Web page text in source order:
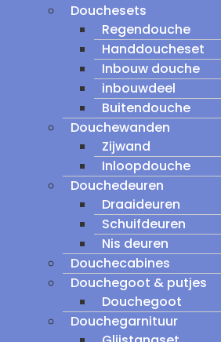
Douchesets
Regendouche
Handdoucheset
Inbouw douche
inbouwdeel
Buitendouche
Douchewanden
Zijwand
Inloopdouche
Douchedeuren
Draaideuren
Schuifdeuren
Nis deuren
Douchecabines
Douchegoot & putjes
Douchegoot
Douchegarnituur